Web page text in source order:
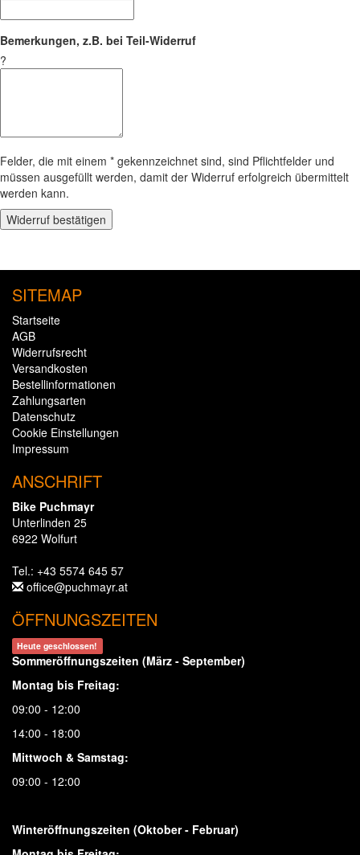
Bemerkungen, z.B. bei Teil-Widerruf
?
Felder, die mit einem * gekennzeichnet sind, sind Pflichtfelder und
müssen ausgefüllt werden, damit der Widerruf erfolgreich übermittelt
werden kann.
Widerruf bestätigen
SITEMAP
Startseite
AGB
Widerrufsrecht
Versandkosten
Bestellinformationen
Zahlungsarten
Datenschutz
Cookie Einstellungen
Impressum
ANSCHRIFT
Bike Puchmayr
Unterlinden 25
6922 Wolfurt
Tel.: +43 5574 645 57
office@puchmayr.at
ÖFFNUNGSZEITEN
Heute geschlossen!
Sommeröffnungszeiten (März - September)
Montag bis Freitag:
09:00 - 12:00
14:00 - 18:00
Mittwoch & Samstag:
09:00 - 12:00
Winteröffnungszeiten (Oktober - Februar)